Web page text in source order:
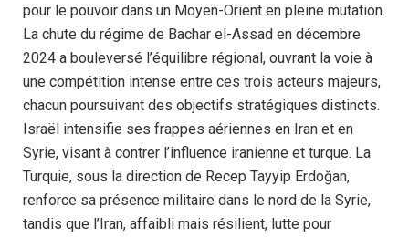
pour le pouvoir dans un Moyen-Orient en pleine mutation.
La chute du régime de Bachar el-Assad en décembre
2024 a bouleversé l’équilibre régional, ouvrant la voie à
une compétition intense entre ces trois acteurs majeurs,
chacun poursuivant des objectifs stratégiques distincts.
Israël intensifie ses frappes aériennes en Iran et en
Syrie, visant à contrer l’influence iranienne et turque. La
Turquie, sous la direction de Recep Tayyip Erdoğan,
renforce sa présence militaire dans le nord de la Syrie,
tandis que l’Iran, affaibli mais résilient, lutte pour